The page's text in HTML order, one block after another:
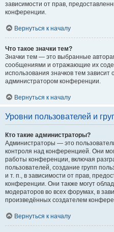
зависимости от прав,
конференции.
Вернуться к началу
Что такое значки тем?
Значки тем — это выбранные
сообщениями и отражающие их
использования значков тем
администратором конференции.
Вернуться к началу
Уровни пользователей и
Кто такие администраторы?
Администраторы — это
контроля над конференцией. Они
работы конференции, включая
пользователей, создание групп
и т. п., в зависимости от прав,
конференции. Они также могут
модераторов во всех форумах, в
произведённых создателем
Вернуться к началу